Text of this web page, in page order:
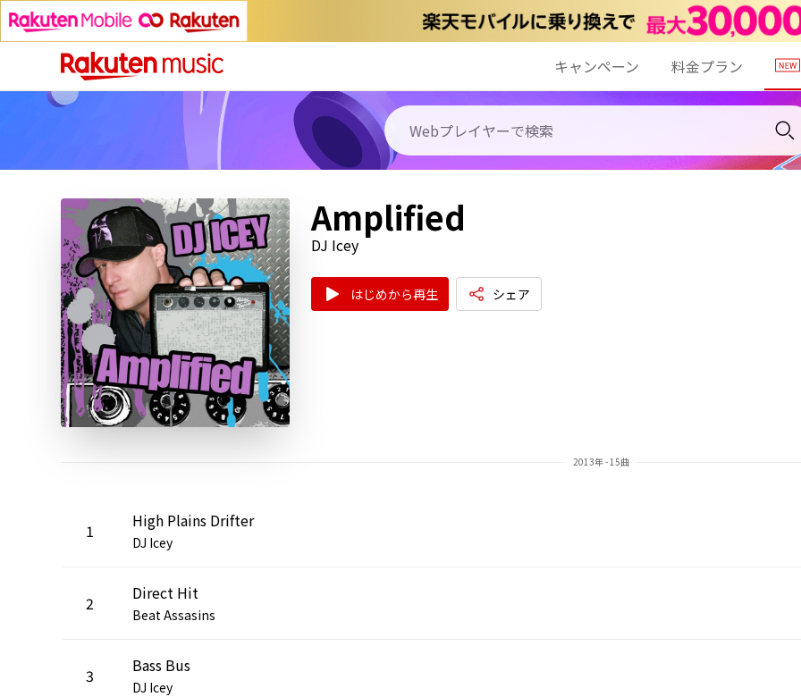
キャンペーン 料金プラン
Amplified
DJ Icey
はじめから再生 シェア
2013年 - 15曲
1 High Plains Drifter
DJ Icey
2 Direct Hit
Beat Assasins
3 Bass Bus
DJ Icey